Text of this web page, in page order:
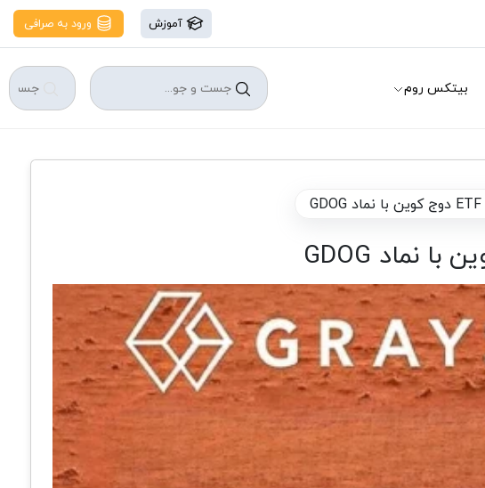
آموزش ورود به صرافی
بیتکس روم